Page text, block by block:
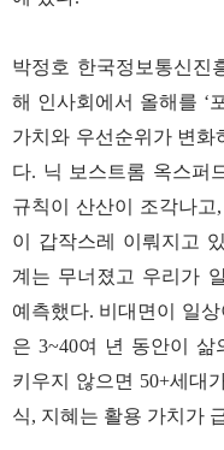
박정호 한국정보통신진
해 인사회에서 올해를 ‘
가치와 우선순위가 변화
다. 닉 보스트롬 옥스퍼
규칙이 산산이 조각나
이 갑작스레 이뤄지고
계는 무너졌고 우리가
예측했다. 비대면이 일
은 3~40여 년 동안이
키우지 않으면 50+세대
식, 지혜는 활용 가치가